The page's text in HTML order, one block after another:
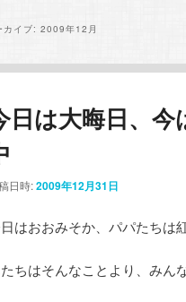
カイブ: 2009年12月
日は大晦日、今
日時:2009年12月31日
はおおみそか、パパたちは
ちはそんなことより、みん